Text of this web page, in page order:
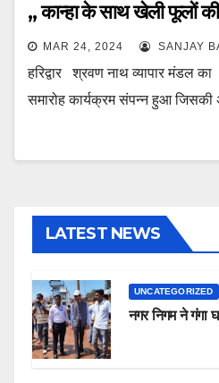
,, कान्हा के साथ खेली फूलों की
MAR 24, 2024 SANJAY
हरिद्वार श्रवण नाथ व्यापार मंडल
समारोह कार्यक्रम संपन्न हुआ जिसकी
LATEST NEWS
UNCATEGORIZED
नगर निगम ने गंगा